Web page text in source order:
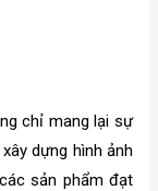
chỉ mang lại sự
dựng hình ảnh
sản phẩm đạt